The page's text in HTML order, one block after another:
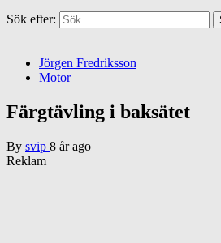
Sök efter:
Jörgen Fredriksson
Motor
Färgtävling i baksätet
By svip 8 år ago
Reklam